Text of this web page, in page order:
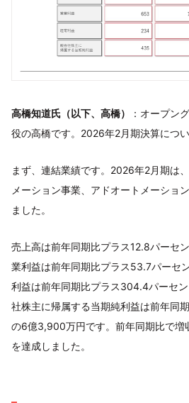
高橋知道氏（以下、高橋）
：オープン
役の高橋です。2026年2月期決算につい
まず、連結業績です。2026年2月期は
メーション事業、アドオートメーショ
ました。
売上高は前年同期比プラス12.8パーセ
業利益は前年同期比プラス53.7パーセ
利益は前年同期比プラス304.4パーセ
社株主に帰属する当期純利益は前年同
の6億3,900万円です。前年同期比で増
を達成しました。